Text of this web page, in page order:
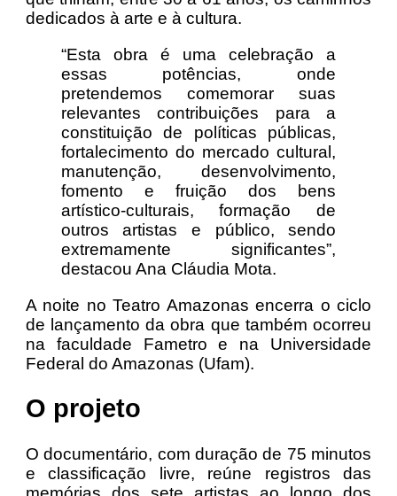
dedicados à arte e à cultura.
“Esta obra é uma celebração a
essas potências, onde
pretendemos comemorar suas
relevantes contribuições para a
constituição de políticas públicas,
fortalecimento do mercado cultural,
manutenção, desenvolvimento,
fomento e fruição dos bens
artístico-culturais, formação de
outros artistas e público, sendo
extremamente significantes”,
destacou Ana Cláudia Mota.
A noite no Teatro Amazonas encerra o ciclo
de lançamento da obra que também ocorreu
na faculdade Fametro e na Universidade
Federal do Amazonas (Ufam).
O projeto
O documentário, com duração de 75 minutos
e classificação livre, reúne registros das